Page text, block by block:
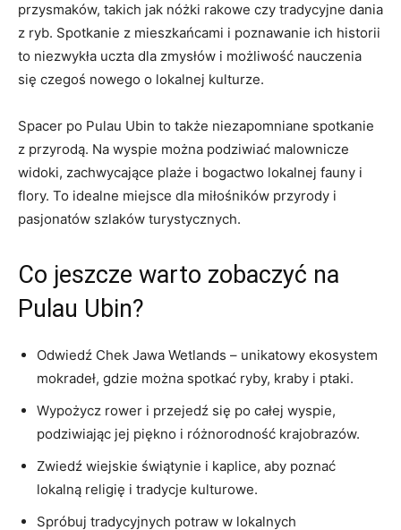
przysmaków, takich ‌jak nóżki⁢ rakowe czy tradycyjne dania
z ryb. Spotkanie z mieszkańcami i ⁣poznawanie ich historii‌
to niezwykła uczta dla zmysłów i możliwość nauczenia⁢
się⁣ czegoś nowego‍ o lokalnej kulturze.
Spacer⁣ po Pulau​ Ubin to także niezapomniane spotkanie
z przyrodą. Na wyspie można podziwiać malownicze
widoki, zachwycające plaże i bogactwo‌ lokalnej fauny ⁣i
flory. To ‍idealne miejsce ⁢dla‍ miłośników przyrody i
⁢pasjonatów szlaków turystycznych.
Co jeszcze‍ warto zobaczyć na
Pulau Ubin?
Odwiedź Chek ‌Jawa ⁢Wetlands​ – unikatowy ekosystem
mokradeł, gdzie można⁢ spotkać ryby, kraby i ptaki.
Wypożycz rower​ i przejedź się po całej wyspie,‍
podziwiając jej piękno i różnorodność krajobrazów.
Zwiedź wiejskie świątynie i⁢ kaplice, aby poznać
lokalną ⁢religię i⁣ tradycje kulturowe.
Spróbuj tradycyjnych potraw w ⁢lokalnych